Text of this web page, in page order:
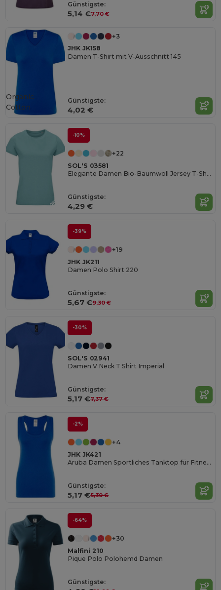
Günstigste:
5,14 €7,70 €
+3
JHK JK158
Damen T-Shirt mit V-Ausschnitt 145
Günstigste:
4,02 €
Organic
Cotton
-10%
+22
SOL'S 03581
Elegante Damen Bio-Baumwoll Jersey T-Shirt
Günstigste:
4,29 €
-39%
+19
JHK JK211
Damen Polo Shirt 220
Günstigste:
5,67 €9,30 €
-30%
SOL'S 02941
Damen V Neck T Shirt Imperial
Günstigste:
5,17 €7,37 €
-2%
+4
JHK JK421
Aruba Damen Sportliches Tanktop für Fitness
Günstigste:
5,17 €5,30 €
-64%
+30
Malfini 210
Pique Polo Polohemd Damen
Günstigste: